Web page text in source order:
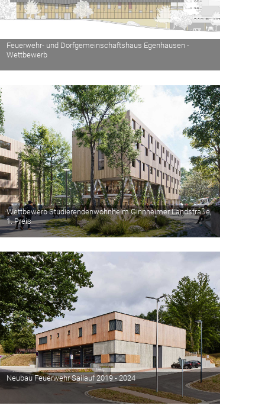
Feuerwehr- und Dorfgemeinschaftshaus Egenhausen -
Wettbewerb
Wettbewerb Studierendenwohnheim Ginnheimer Landstraße,
1. Preis
Neubau Feuerwehr Sailauf 2019 - 2024